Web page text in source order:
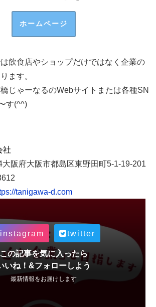
ホームページ
飲食店やショップだけではなく企業の
ます。
じゃーなるのWebサイトまたは各種SN
す(^^)
社
大阪府大阪市都島区東野田町5-1-19-201
tanigawa-d.com
instagram twitter
この記事を気に入ったら
いね！&フォローしよう
最新情報をお届けします